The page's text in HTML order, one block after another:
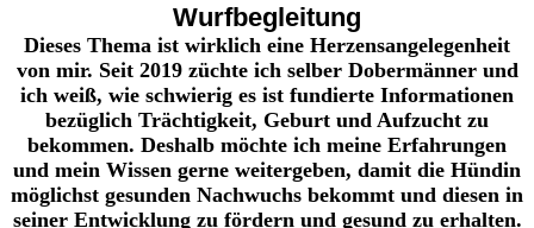
Wurfbegleitung
Dieses Thema ist wirklich eine Herzensangelegenheit
von mir. Seit 2019 züchte ich selber Dobermänner und
ich weiß, wie schwierig es ist fundierte Informationen
bezüglich Trächtigkeit, Geburt und Aufzucht zu
bekommen. Deshalb möchte ich meine Erfahrungen
und mein Wissen gerne weitergeben, damit die Hündin
möglichst gesunden Nachwuchs bekommt und diesen in
seiner Entwicklung zu fördern und gesund zu erhalten.